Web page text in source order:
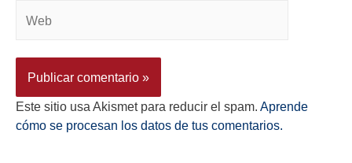
Este sitio usa Akismet para reducir el spam. Aprende
cómo se procesan los datos de tus comentarios.